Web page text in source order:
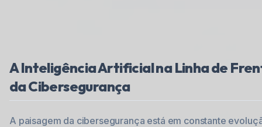
A Inteligência Artificial na Linha de
da Cibersegurança
A paisagem da cibersegurança está em constante